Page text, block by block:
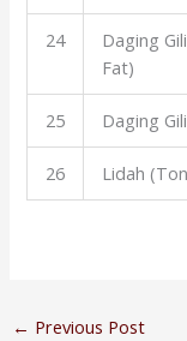
24
Daging
Fat)
25 Daging
26 Lidah
← Previous Post